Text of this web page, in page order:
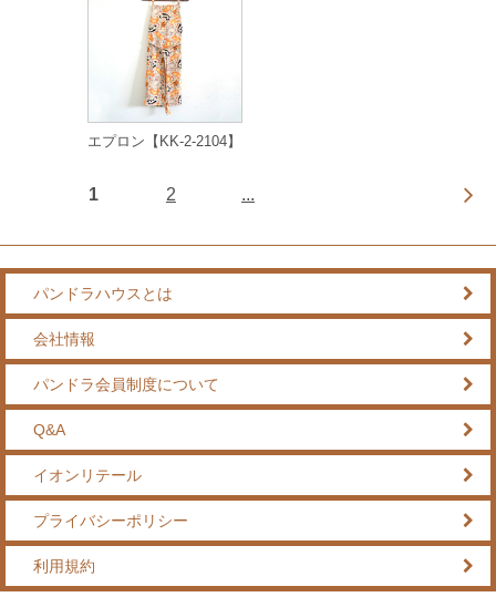
エプロン【KK-2-2104】
1 2 ...
パンドラハウスとは
会社情報
パンドラ会員制度について
Q&A
イオンリテール
プライバシーポリシー
利用規約